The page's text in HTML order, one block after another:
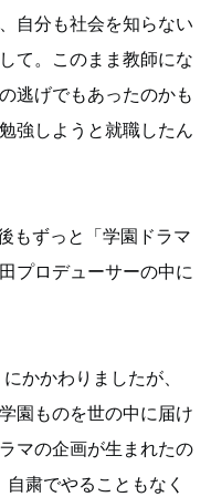
自分も社会を知らない
て。このまま教師にな
逃げでもあったのかも
強しようと就職したん
もずっと「学園ドラマ
プロデューサーの中に
にかかわりましたが、
園ものを世の中に届け
マの企画が生まれたの
粛でやることもなく